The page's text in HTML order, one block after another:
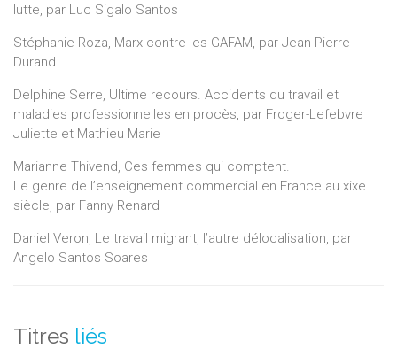
lutte, par Luc Sigalo Santos
Stéphanie Roza, Marx contre les GAFAM, par Jean-Pierre
Durand
Delphine Serre, Ultime recours. Accidents du travail et
maladies professionnelles en procès, par Froger-Lefebvre
Juliette et Mathieu Marie
Marianne Thivend, Ces femmes qui comptent.
Le genre de l’enseignement commercial en France au xixe
siècle, par Fanny Renard
Daniel Veron, Le travail migrant, l’autre délocalisation, par
Angelo Santos Soares
Titres liés